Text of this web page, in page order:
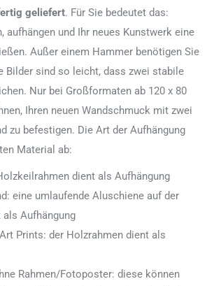
geliefert. Für Sie bedeutet das:
aufhängen und Ihr neues Kunstwerk eine
Außer einem Hammer benötigen Sie
Bilder sind so leicht, dass zwei stabile
Nur bei Großformaten ab 120 x 80
Ihren neuen Wandschmuck mit zwei
zu befestigen. Die Art der Aufhängung
Material ab:
dient als Aufhängung
eine umlaufende Aluschiene auf der
Aufhängung
Prints: der Holzrahmen dient als
Rahmen/Fotoposter: diese können